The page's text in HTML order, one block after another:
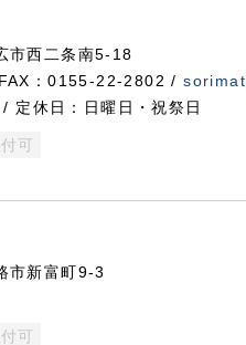
西二条南5-18
：0155-22-2802 /
定休日：日曜日・祝祭日
可
新富町9-3
可